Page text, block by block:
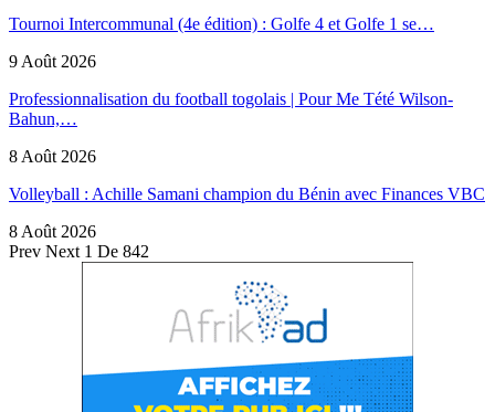
Tournoi Intercommunal (4e édition) : Golfe 4 et Golfe 1 se…
9 Août 2026
Professionnalisation du football togolais | Pour Me Tété Wilson-
Bahun,…
8 Août 2026
Volleyball : Achille Samani champion du Bénin avec Finances VBC
8 Août 2026
Prev Next 1 De 842